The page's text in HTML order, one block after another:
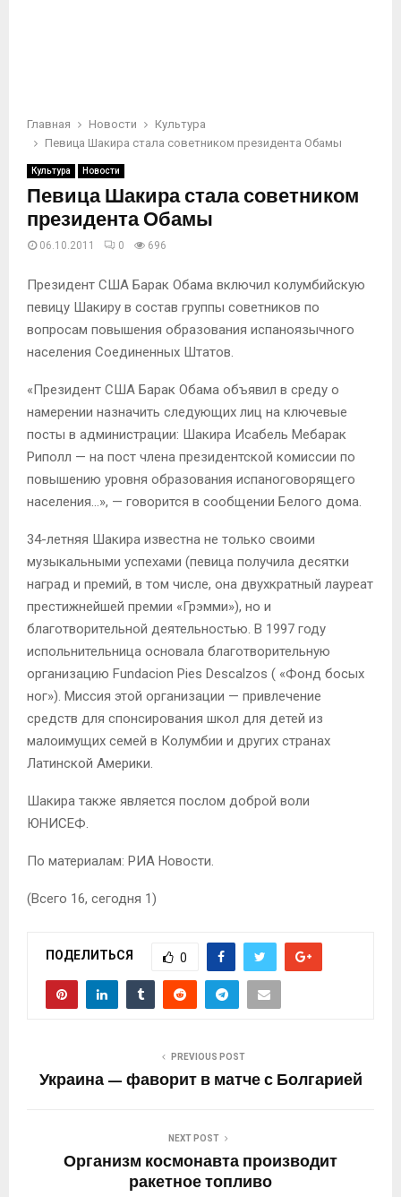
Главная Новости
Культура
Певица Шакира стала советником президента Обамы
Культура Новости
Певица Шакира стала советником
президента Обамы
06.10.2011 0 696
Президент США Барак Обама включил колумбийскую
певицу Шакиру в состав группы советников по
вопросам повышения образования испаноязычного
населения Соединенных Штатов.
«Президент США Барак Обама объявил в среду о
намерении назначить следующих лиц на ключевые
посты в администрации: Шакира Исабель Мебарак
Риполл — на пост члена президентской комиссии по
повышению уровня образования испаноговорящего
населения…», — говорится в сообщении Белого дома.
34-летняя Шакира известна не только своими
музыкальными успехами (певица получила десятки
наград и премий, в том числе, она двухкратный лауреат
престижнейшей премии «Грэмми»), но и
благотворительной деятельностью. В 1997 году
испольнительница основала благотворительную
организацию Fundacion Pies Descalzos ( «Фонд босых
ног»). Миссия этой организации — привлечение
средств для спонсирования школ для детей из
малоимущих семей в Колумбии и других странах
Латинской Америки.
Шакира также является послом доброй воли
ЮНИСЕФ.
По материалам: РИА Новости.
(Всего 16, сегодня 1)
ПОДЕЛИТЬСЯ 0
PREVIOUS POST
Украина — фаворит в матче с Болгарией
NEXT POST
Организм космонавта производит
ракетное топливо